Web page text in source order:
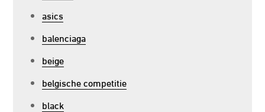
asics
balenciaga
beige
belgische competitie
black